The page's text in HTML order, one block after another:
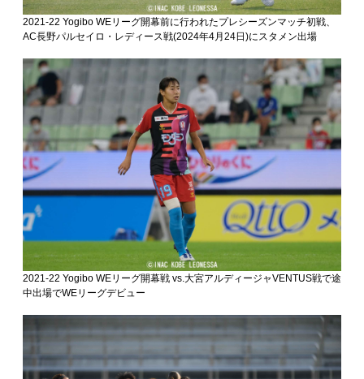
2021-22 Yogibo WEリーグ開幕前に行われたプレシーズンマッチ初戦、
AC長野パルセイロ・レディース戦(2024年4月24日)にスタメン出場
2021-22 Yogibo WEリーグ開幕戦 vs.大宮アルディージャVENTUS戦で途
中出場でWEリーグデビュー